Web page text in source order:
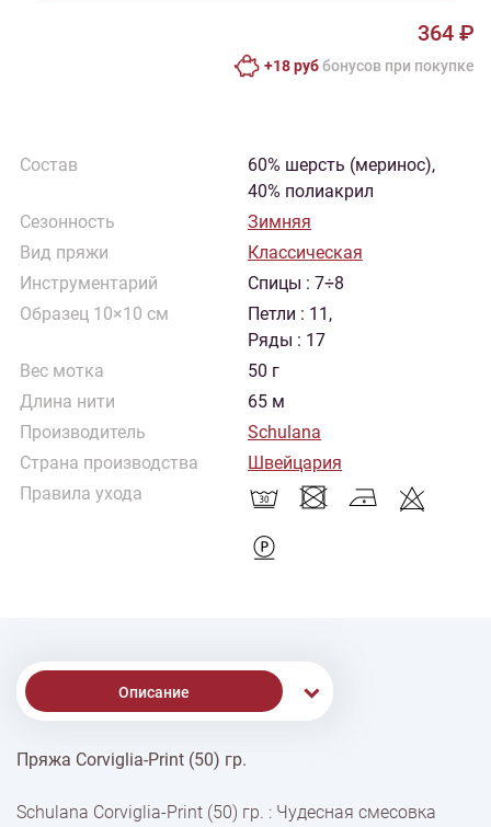
364 ₽
+18 руббонусов при покупке
Состав
60% шерсть (меринос),
40% полиакрил
Сезонность
Зимняя
Вид пряжи
Классическая
Инструментарий
Спицы : 7÷8
Образец 10×10 см
Петли : 11,
Ряды : 17
Вес мотка
50 г
Длина нити
65 м
Производитель
Schulana
Страна производства
Швейцария
Правила ухода
Описание
% Скидки
Пряжа Corviglia-Print (50) гр.
Schulana Corviglia-Print (50) гр. : Чудесная смесовка